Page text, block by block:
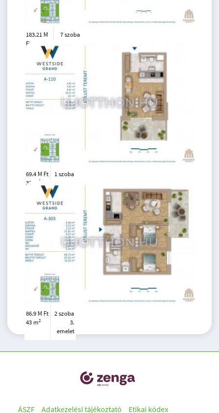
183.21 M
Ft
2
7 szoba
4. emelet
69.4 M Ft
32 m
2
1 szoba
emelet
86.9 M Ft
43 m2
2 szoba
3.
emelet
ÁSZF Adatkezelési tájékoztató Etikai kódex